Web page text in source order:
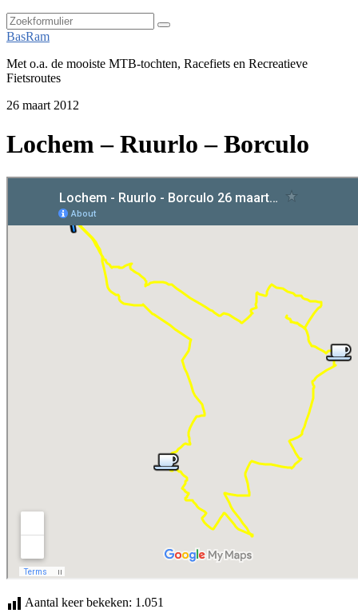
Zoeken
BasRam
Met o.a. de mooiste MTB-tochten, Racefiets en Recreatieve
Fietsroutes
26 maart 2012
Lochem – Ruurlo – Borculo
Aantal keer bekeken: 1.051